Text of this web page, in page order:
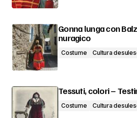
Gonna lunga con
nuragico
Costume Cultura
Tessuti, colori –
Costume Cultura